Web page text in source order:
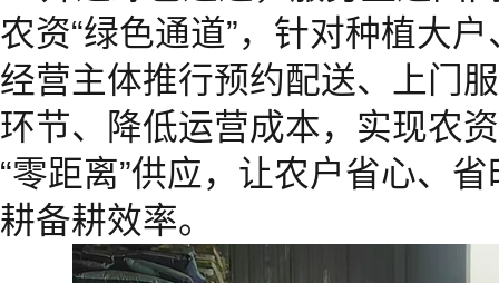
农资“绿色通道”，针对种植大
经营主体推行预约配送、上门
环节、降低运营成本，实现农
“零距离”供应，让农户省心、
耕备耕效率。